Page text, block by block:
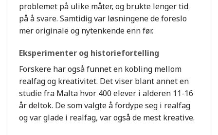
problemet på ulike måter, og brukte lenger tid
på å svare. Samtidig var løsningene de foreslo
mer originale og nytenkende enn før.
Eksperimenter og historiefortelling
Forskere har også funnet en kobling mellom
realfag og kreativitet. Det viser blant annet en
studie fra Malta hvor 400 elever i alderen 11-16
år deltok. De som valgte å fordype seg i realfag
og var glade i realfag, var også de mest kreative.